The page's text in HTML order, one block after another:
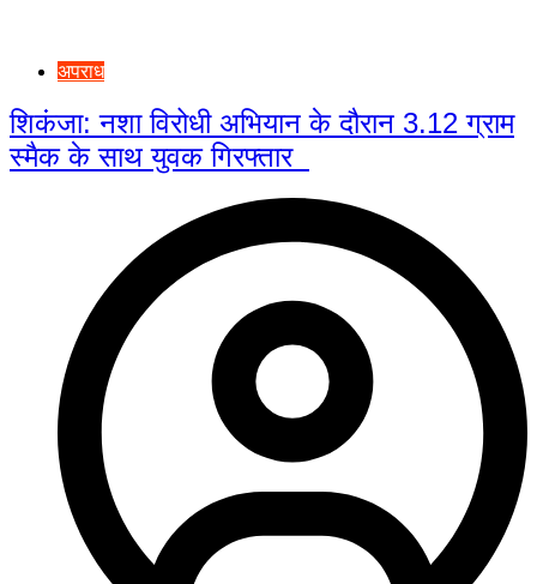
अपराध
शिकंजा: नशा विरोधी अभियान के दौरान 3.12 ग्राम
स्मैक के साथ युवक गिरफ्तार